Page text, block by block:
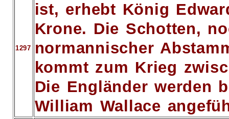
1297
ist, erhebt König
Krone. Die Schotten,
normannischer
kommt zum Krieg
Die Engländer werden
William Wallace